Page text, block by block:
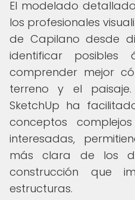
El modelado
los profesionales
de Capilano desde
identificar
comprender mejor
terreno y el
SketchUp ha
conceptos
interesadas,
más clara de los
construcción que
estructuras.